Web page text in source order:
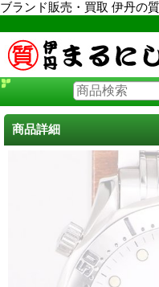
ブランド販売・買取 伊丹の
商品詳細